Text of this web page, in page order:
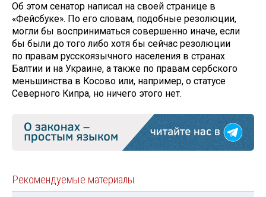
Об этом сенатор написал на своей странице в
«Фейсбуке». По его словам, подобные резолюции,
могли бы восприниматься совершенно иначе, если
бы были до того либо хотя бы сейчас резолюции
по правам русскоязычного населения в странах
Балтии и на Украине, а также по правам сербского
меньшинства в Косово или, например, о статусе
Северного Кипра, но ничего этого нет.
Рекомендуемые материалы